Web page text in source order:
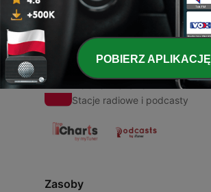
Stacje radiowe i podcasty
Zasoby
POBIERZ APLIKACJĘ